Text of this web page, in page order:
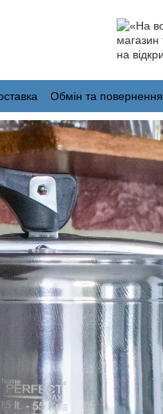
Обмін та повернення